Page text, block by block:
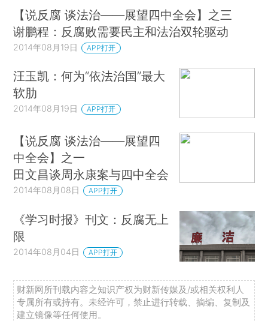
【说反腐 谈法治——展望四中全会】之三
谢鹏程：反腐败需要民主和法治双轮驱动
2014年08月19日 APP打开
汪玉凯：何为“依法治国”最大
软肋
2014年08月19日 APP打开
【说反腐 谈法治——展望四
中全会】之一
田文昌谈周永康案与四中全会
2014年08月08日 APP打开
《学习时报》刊文：反腐无上
限
2014年08月04日 APP打开
财新网所刊载内容之知识产权为财新传媒及/或相关权利人
专属所有或持有。未经许可，禁止进行转载、摘编、复制及
建立镜像等任何使用。